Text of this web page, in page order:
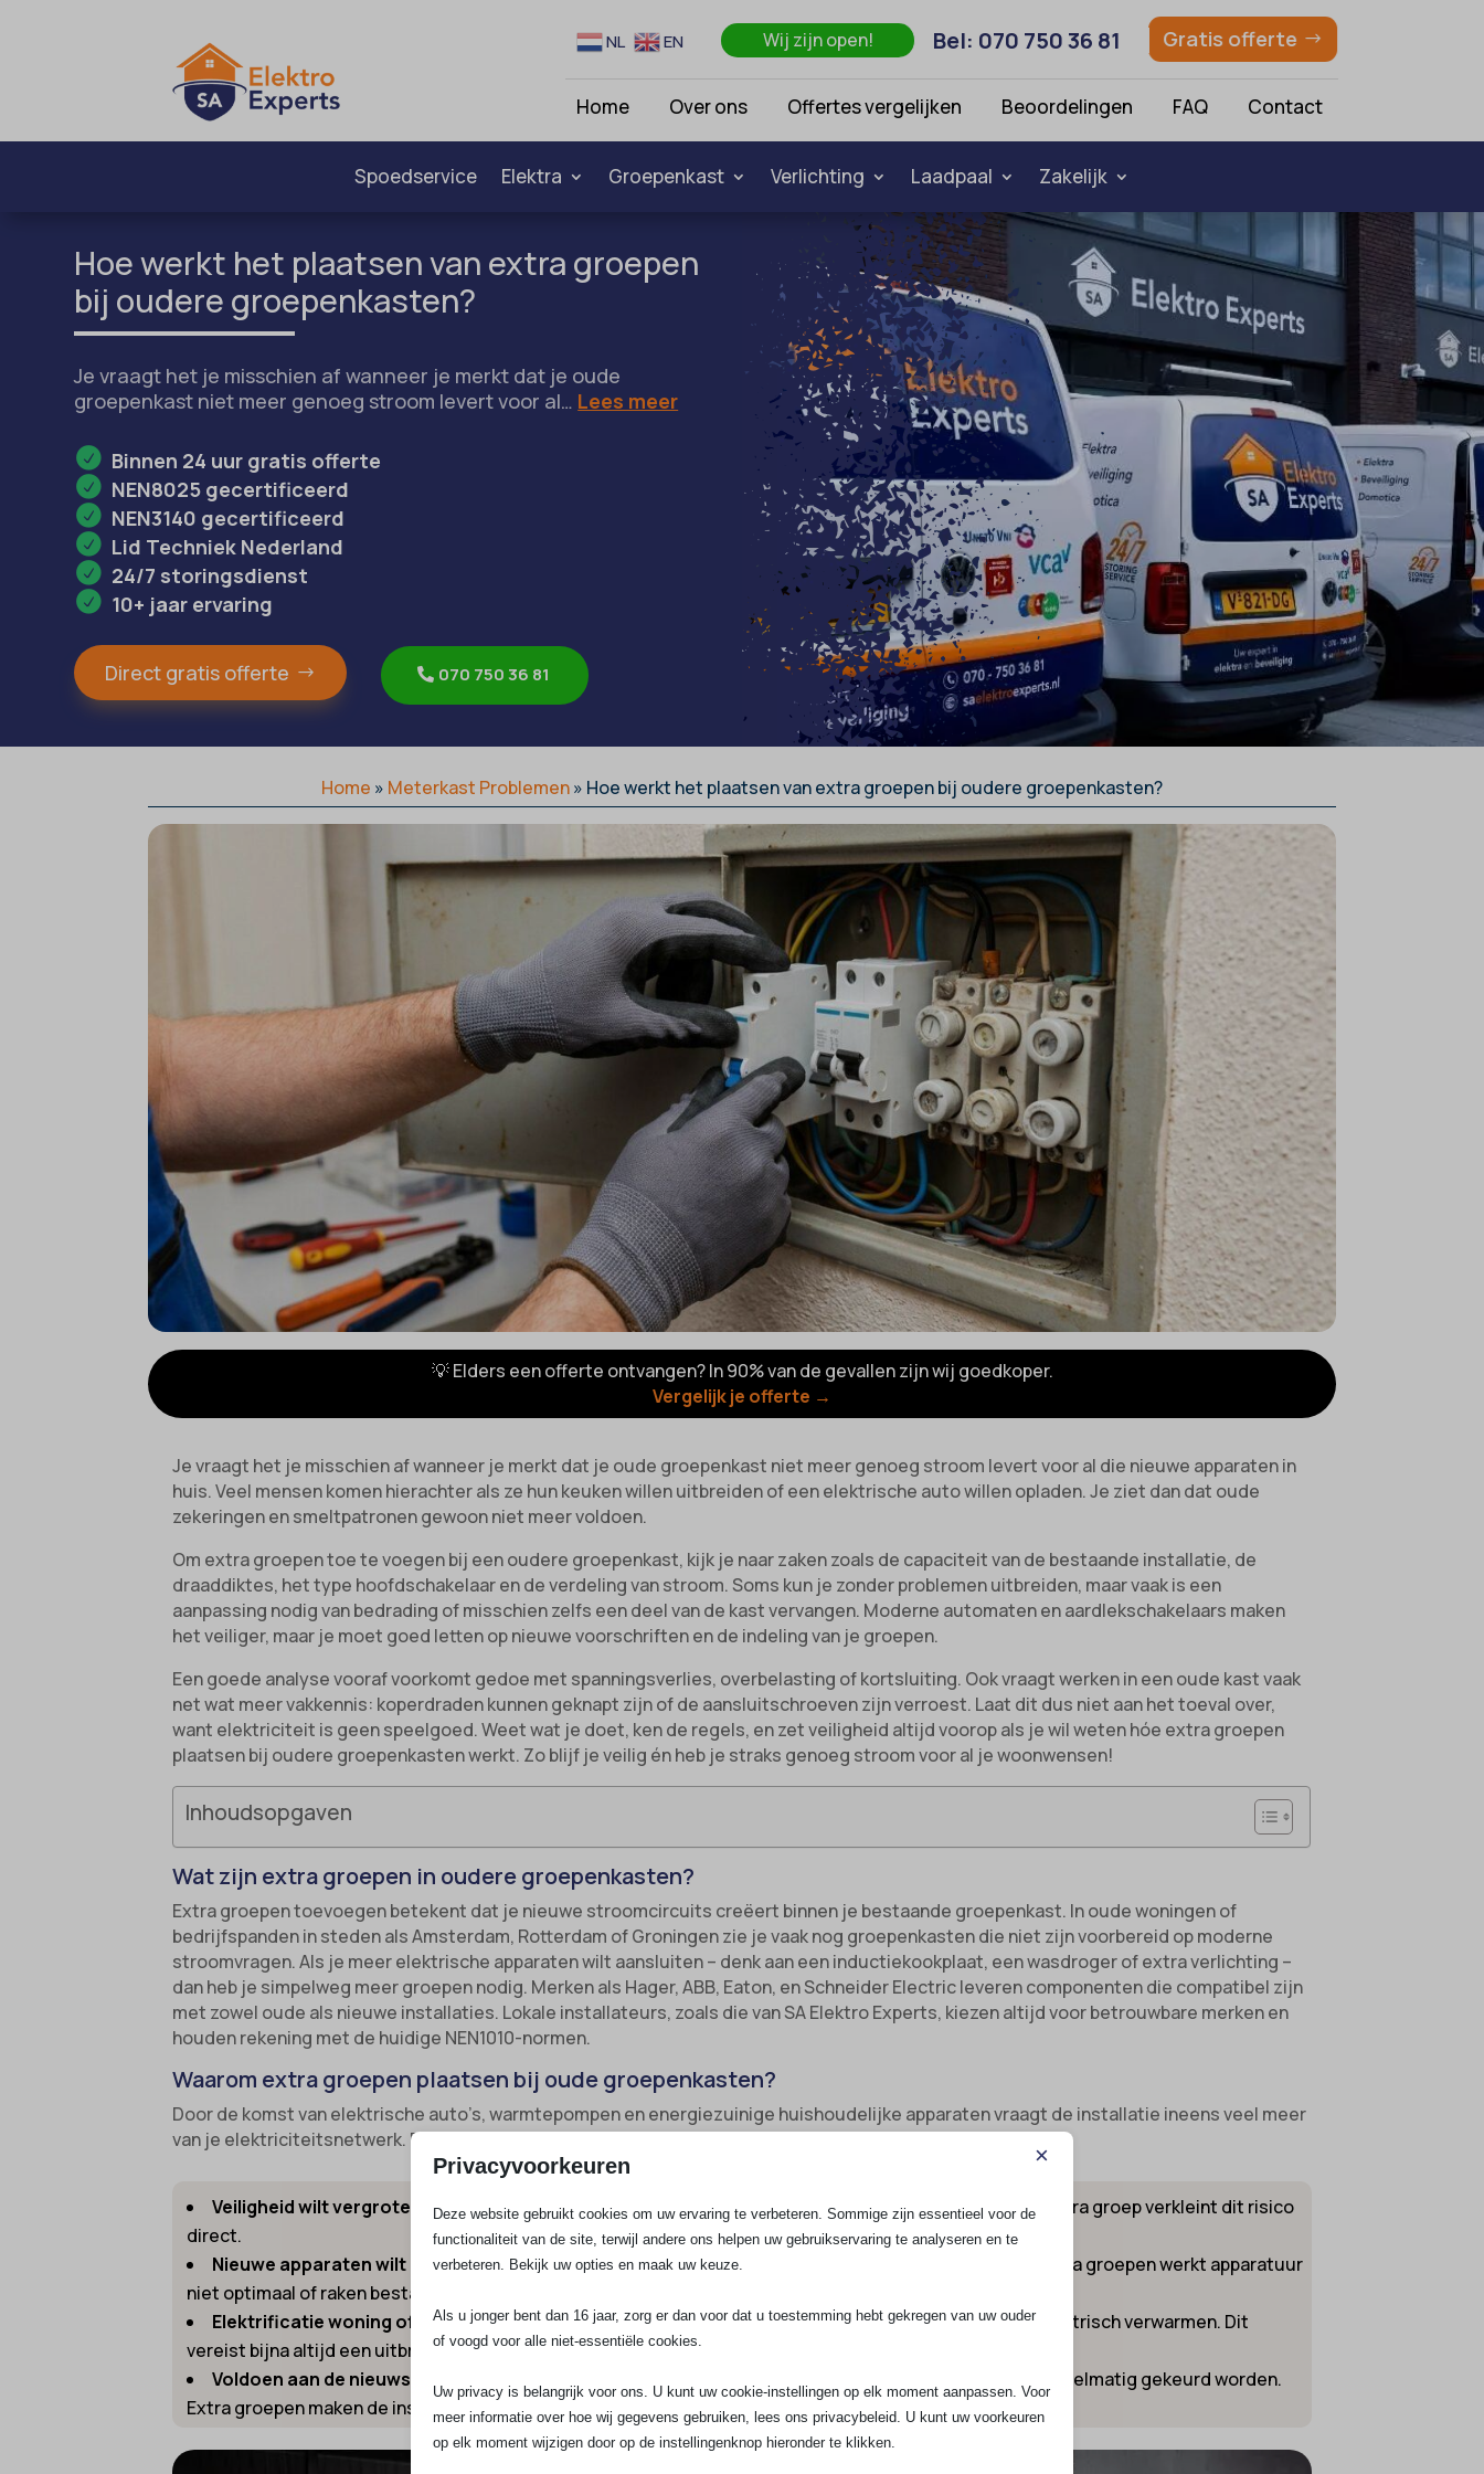
Gratis offerte
Bel: 070 750 36 81
Wij zijn open!
NL EN
Home Over ons Offertes vergelijken Beoordelingen FAQ Contact
Spoedservice Elektra Groepenkast Verlichting Laadpaal Zakelijk
Hoe werkt het plaatsen van extra groepen
bij oudere groepenkasten?
Je vraagt het je misschien af wanneer je merkt dat je oude
groepenkast niet meer genoeg stroom levert voor al… Lees meer
Binnen 24 uur gratis offerte
NEN8025 gecertificeerd
NEN3140 gecertificeerd
Lid Techniek Nederland
24/7 storingsdienst
10+ jaar ervaring
Direct gratis offerte 070 750 36 81
Home » Meterkast Problemen» Hoe werkt het plaatsen van extra groepen bij oudere groepenkasten?
💡 Elders een offerte ontvangen? In 90% van de gevallen zijn wij goedkoper.
Vergelijk je offerte →
Je vraagt het je misschien af wanneer je merkt dat je oude groepenkast niet meer genoeg stroom levert voor al die nieuwe apparaten in
huis. Veel mensen komen hierachter als ze hun keuken willen uitbreiden of een elektrische auto willen opladen. Je ziet dan dat oude
zekeringen en smeltpatronen gewoon niet meer voldoen.
Om extra groepen toe te voegen bij een oudere groepenkast, kijk je naar zaken zoals de capaciteit van de bestaande installatie, de
draaddiktes, het type hoofdschakelaar en de verdeling van stroom. Soms kun je zonder problemen uitbreiden, maar vaak is een
aanpassing nodig van bedrading of misschien zelfs een deel van de kast vervangen. Moderne automaten en aardlekschakelaars maken
het veiliger, maar je moet goed letten op nieuwe voorschriften en de indeling van je groepen.
Een goede analyse vooraf voorkomt gedoe met spanningsverlies, overbelasting of kortsluiting. Ook vraagt werken in een oude kast vaak
net wat meer vakkennis: koperdraden kunnen geknapt zijn of de aansluitschroeven zijn verroest. Laat dit dus niet aan het toeval over,
want elektriciteit is geen speelgoed. Weet wat je doet, ken de regels, en zet veiligheid altijd voorop als je wil weten hóe extra groepen
plaatsen bij oudere groepenkasten werkt. Zo blijf je veilig én heb je straks genoeg stroom voor al je woonwensen!
Inhoudsopgaven
Wat zijn extra groepen in oudere groepenkasten?
Extra groepen toevoegen betekent dat je nieuwe stroomcircuits creëert binnen je bestaande groepenkast. In oude woningen of
bedrijfspanden in steden als Amsterdam, Rotterdam of Groningen zie je vaak nog groepenkasten die niet zijn voorbereid op moderne
stroomvragen. Als je meer elektrische apparaten wilt aansluiten – denk aan een inductiekookplaat, een wasdroger of extra verlichting –
dan heb je simpelweg meer groepen nodig. Merken als Hager, ABB, Eaton, en Schneider Electric leveren componenten die compatibel zijn
met zowel oude als nieuwe installaties. Lokale installateurs, zoals die van SA Elektro Experts, kiezen altijd voor betrouwbare merken en
houden rekening met de huidige NEN1010-normen.
Waarom extra groepen plaatsen bij oude groepenkasten?
Door de komst van elektrische auto’s, warmtepompen en energiezuinige huishoudelijke apparaten vraagt de installatie ineens veel meer
van je elektriciteitsnetwerk. Extra groepen bieden uitkomst als je:
Veiligheid wilt vergroten:
Met oude groepenkasten ontstaat snel overbelasting of kortsluiting. Een extra groep verkleint dit risico
direct.
Nieuwe apparaten wilt aansluiten: Denk aan laadpalen thuis, airco’s of een nieuwe keuken. Zonder extra groepen werkt apparatuur
niet optimaal of raken bestaande groepen overbelast.
Elektrificatie woning of bedrijfspand:Steeds meer mensen stappen over naar elektrisch koken of elektrisch verwarmen. Dit
vereist bijna altijd een uitbreiding met een krachtgroep of kookgroep.
Voldoen aan de nieuwste veiligheidseisen: Voor verhuur of verkoop moet de elektrische installatie regelmatig gekeurd worden.
Extra groepen maken de installatie toekomstbestendig.
Privacyvoorkeuren ×
Deze website gebruikt cookies om uw ervaring te verbeteren. Sommige zijn essentieel voor de
functionaliteit van de site, terwijl andere ons helpen uw gebruikservaring te analyseren en te
verbeteren. Bekijk uw opties en maak uw keuze.
Als u jonger bent dan 16 jaar, zorg er dan voor dat u toestemming hebt gekregen van uw ouder
of voogd voor alle niet-essentiële cookies.
Uw privacy is belangrijk voor ons. U kunt uw cookie-instellingen op elk moment aanpassen. Voor
meer informatie over hoe wij gegevens gebruiken, lees ons privacybeleid. U kunt uw voorkeuren
op elk moment wijzigen door op de instellingenknop hieronder te klikken.